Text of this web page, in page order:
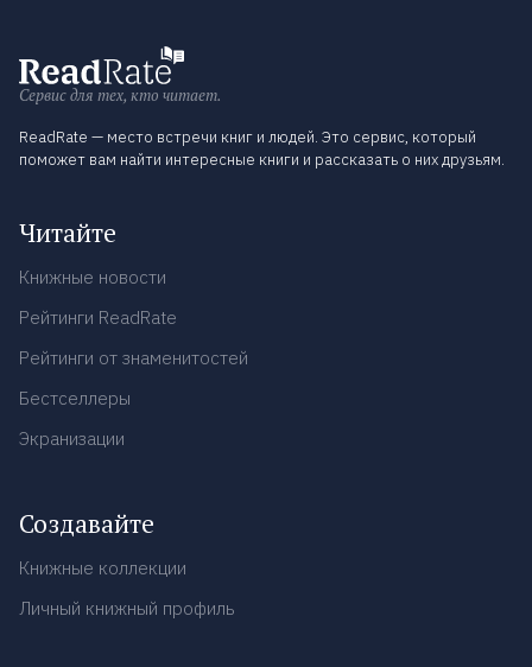
Сервис для тех, кто читает.
ReadRate — место встречи книг и людей. Это сервис, который
поможет вам найти интересные книги и рассказать о них друзьям.
Читайте
Книжные новости
Рейтинги ReadRate
Рейтинги от знаменитостей
Бестселлеры
Экранизации
Создавайте
Книжные коллекции
Личный книжный профиль